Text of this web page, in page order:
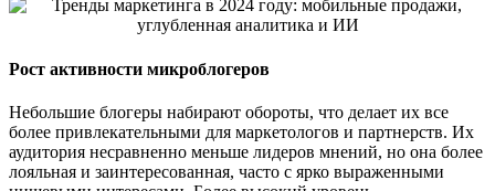
Рост активности микроблогеров
Небольшие блогеры набирают обороты, что делает их все
более привлекательными для маркетологов и партнерств. Их
аудитория несравненно меньше лидеров мнений, но она более
лояльная и заинтересованная, часто с ярко выраженными